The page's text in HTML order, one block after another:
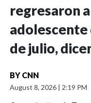
regresaron
adolescente
de julio,
BY CNN
August 8, 2026 | 2:19 PM